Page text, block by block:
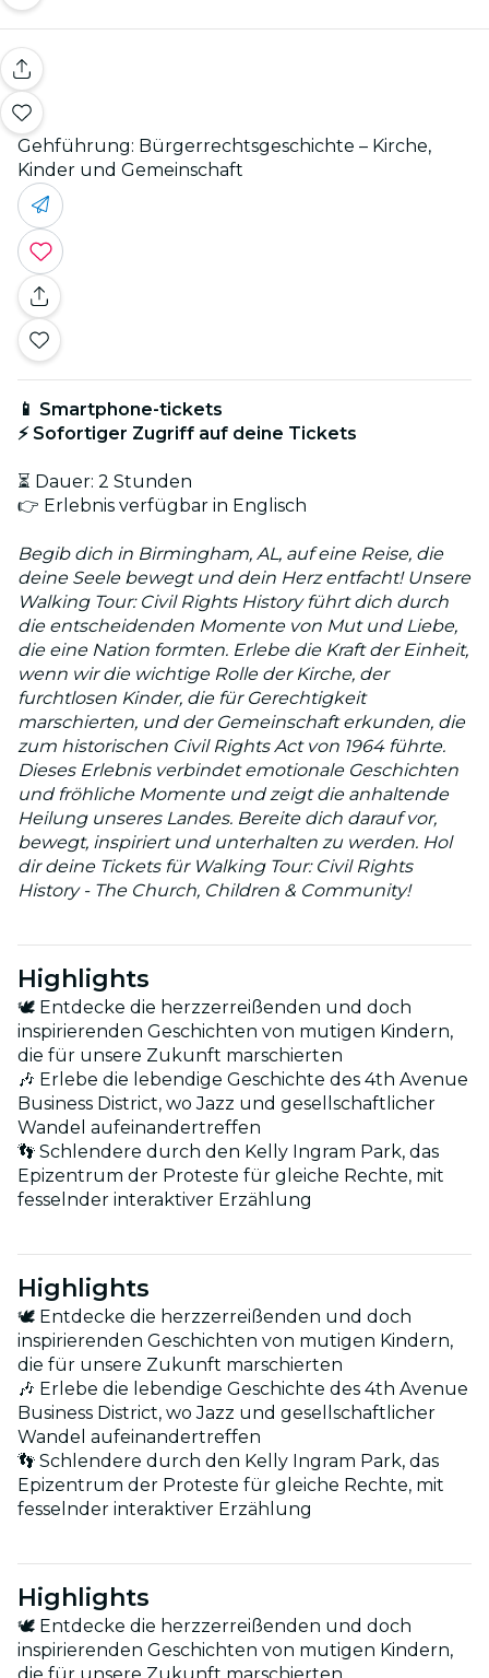
Gehführung: Bürgerrechtsgeschichte – Kirche,
Kinder und Gemeinschaft
📱 Smartphone-tickets
⚡ Sofortiger Zugriff auf deine Tickets
⏳ Dauer: 2 Stunden
👉 Erlebnis verfügbar in Englisch
Begib dich in Birmingham, AL, auf eine Reise, die
deine Seele bewegt und dein Herz entfacht! Unsere
Walking Tour: Civil Rights History führt dich durch
die entscheidenden Momente von Mut und Liebe,
die eine Nation formten. Erlebe die Kraft der Einheit,
wenn wir die wichtige Rolle der Kirche, der
furchtlosen Kinder, die für Gerechtigkeit
marschierten, und der Gemeinschaft erkunden, die
zum historischen Civil Rights Act von 1964 führte.
Dieses Erlebnis verbindet emotionale Geschichten
und fröhliche Momente und zeigt die anhaltende
Heilung unseres Landes. Bereite dich darauf vor,
bewegt, inspiriert und unterhalten zu werden. Hol
dir deine Tickets für Walking Tour: Civil Rights
History - The Church, Children & Community!
Highlights
🕊 Entdecke die herzzerreißenden und doch
inspirierenden Geschichten von mutigen Kindern,
die für unsere Zukunft marschierten
🎶 Erlebe die lebendige Geschichte des 4th Avenue
Business District, wo Jazz und gesellschaftlicher
Wandel aufeinandertreffen
👣 Schlendere durch den Kelly Ingram Park, das
Epizentrum der Proteste für gleiche Rechte, mit
fesselnder interaktiver Erzählung
Highlights
🕊 Entdecke die herzzerreißenden und doch
inspirierenden Geschichten von mutigen Kindern,
die für unsere Zukunft marschierten
🎶 Erlebe die lebendige Geschichte des 4th Avenue
Business District, wo Jazz und gesellschaftlicher
Wandel aufeinandertreffen
👣 Schlendere durch den Kelly Ingram Park, das
Epizentrum der Proteste für gleiche Rechte, mit
fesselnder interaktiver Erzählung
Highlights
🕊 Entdecke die herzzerreißenden und doch
inspirierenden Geschichten von mutigen Kindern,
die für unsere Zukunft marschierten